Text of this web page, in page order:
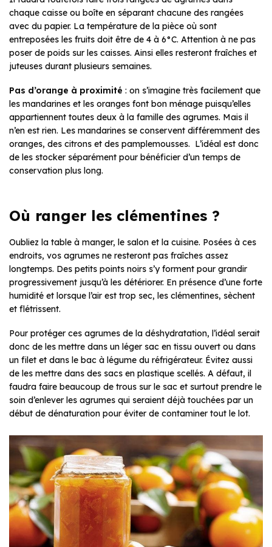
chaque caisse ou boîte en séparant chacune des rangées
avec du papier. La température de la pièce où sont
entreposées les fruits doit être de 4 à 6°C. Attention à ne pas
poser de poids sur les caisses. Ainsi elles resteront fraîches et
juteuses durant plusieurs semaines.
Pas d’orange à proximité : on s’imagine très facilement que
les mandarines et les oranges font bon ménage puisqu’elles
appartiennent toutes deux à la famille des agrumes. Mais il
n’en est rien. Les mandarines se conservent différemment des
oranges, des citrons et des pamplemousses. L’idéal est donc
de les stocker séparément pour bénéficier d’un temps de
conservation plus long.
Où ranger les clémentines ?
Oubliez la table à manger, le salon et la cuisine. Posées à ces
endroits, vos agrumes ne resteront pas fraîches assez
longtemps. Des petits points noirs s’y forment pour grandir
progressivement jusqu’à les détériorer. En présence d’une forte
humidité et lorsque l’air est trop sec, les clémentines, sèchent
et flétrissent.
Pour protéger ces agrumes de la déshydratation, l’idéal serait
donc de les mettre dans un léger sac en tissu ouvert ou dans
un filet et dans le bac à légume du réfrigérateur. Évitez aussi
de les mettre dans des sacs en plastique scellés. A défaut, il
faudra faire beaucoup de trous sur le sac et surtout prendre le
soin d’enlever les agrumes qui seraient déjà touchées par un
début de dénaturation pour éviter de contaminer tout le lot.